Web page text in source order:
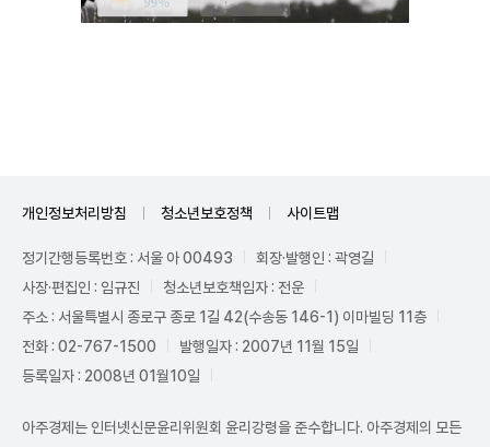
개인정보처리방침 청소년보호정책 사이트맵
정기간행등록번호 : 서울 아 00493
회장·발행인 : 곽영길
사장·편집인 : 임규진
청소년보호책임자 : 전운
주소 : 서울특별시 종로구 종로 1길 42(수송동 146-1) 이마빌딩 11층
전화 : 02-767-1500
발행일자 : 2007년 11월 15일
등록일자 : 2008년 01월10일
아주경제는 인터넷신문윤리위원회 윤리강령을 준수합니다. 아주경제의 모든